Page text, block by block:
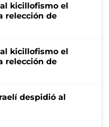
kicillofismo el
relección de
kicillofismo el
relección de
despidió al